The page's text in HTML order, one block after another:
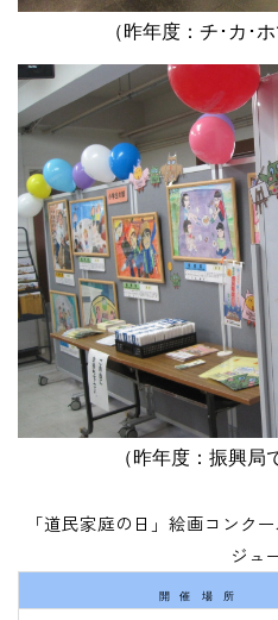
（昨年度：チ･カ･
（昨年度：振興局
「道民家庭の日」絵画コンク
ジュ
開 催 場 所